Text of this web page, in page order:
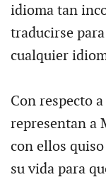
idioma tan
traducirse
cualquier
Con respecto
representan a
con ellos
su vida para